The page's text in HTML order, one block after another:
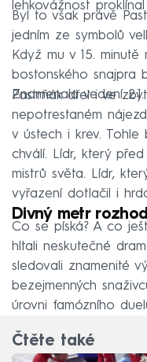
lehkovážnost
Byl to však právě
jedním ze symbolů
Když mu v 15. minutě
bostonského snajpra
Znamenala vedení 2:1.
Pastrňák dřel i ve
nepotrestaném
v ústech i krev. Tohle
chválí. Lídr, který
mistrů světa. Lídr,
vyřazení dotlačil i
Divný metr
Co se píská? A co
hltali neskutečné
sledovali znamenité
bezejmenných
úrovni famózního
Čtěte také